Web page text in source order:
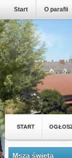
Start O parafii
START
MŁODZIEŻ Z NASZEJ
Msza święta